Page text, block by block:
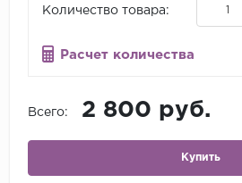
Количество товара:
Расчет количества
Всего: 2 800 руб.
Купить